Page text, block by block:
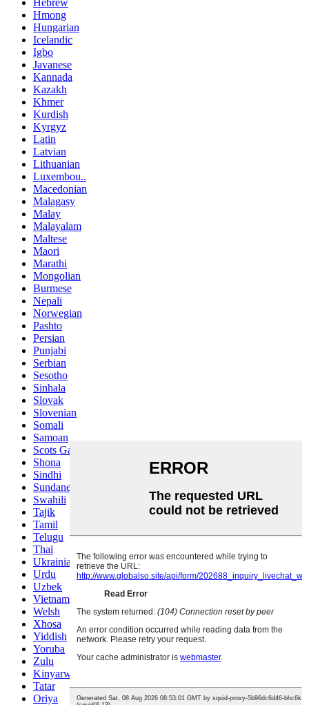
Hebrew
Hmong
Hungarian
Icelandic
Igbo
Javanese
Kannada
Kazakh
Khmer
Kurdish
Kyrgyz
Latin
Latvian
Lithuanian
Luxembou..
Macedonian
Malagasy
Malay
Malayalam
Maltese
Maori
Marathi
Mongolian
Burmese
Nepali
Norwegian
Pashto
Persian
Punjabi
Serbian
Sesotho
Sinhala
Slovak
Slovenian
Somali
Samoan
Scots Gaelic
Shona
Sindhi
Sundanese
Swahili
Tajik
Tamil
Telugu
Thai
Ukrainian
Urdu
Uzbek
Vietnamese
Welsh
Xhosa
Yiddish
Yoruba
Zulu
Kinyarwanda
Tatar
Oriya